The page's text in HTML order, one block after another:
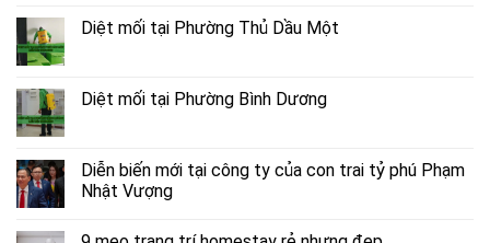
Diệt mối tại Phường Thủ Dầu Một
Diệt mối tại Phường Bình Dương
Diễn biến mới tại công ty của con trai tỷ phú Phạm
Nhật Vượng